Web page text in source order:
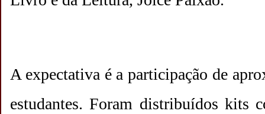
A expectativa é a participação de
estudantes. Foram distribuídos kits